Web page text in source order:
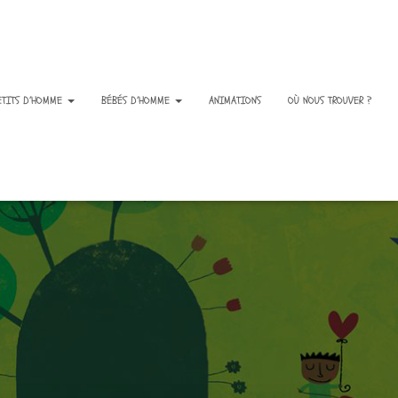
D’HOMME BÉBÉS D’HOMME ANIMATIONS OÙ NOUS TROUVER ?